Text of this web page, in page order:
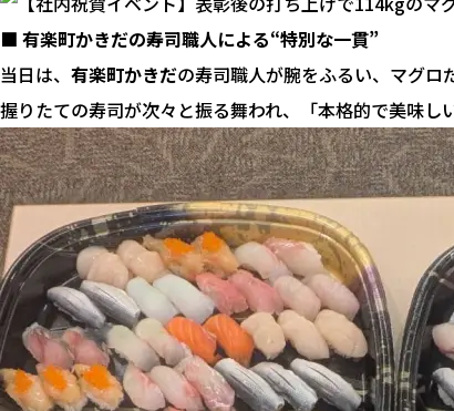
■ 有楽町かきだの寿司職人による“特別な一貫”
当日は、 有楽町かきだの寿司職人が腕をふるい、マグロ
握りたての寿司が次々と振る舞われ、「本格的で美味し